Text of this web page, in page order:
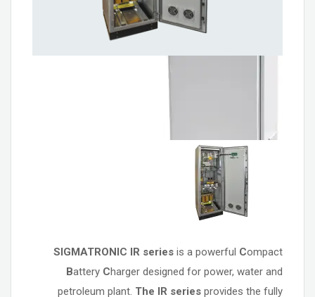
SIGMATRONIC IR series is a powerful Compact
Battery Charger designed for power, water and
petroleum plant. The IR series provides the fully